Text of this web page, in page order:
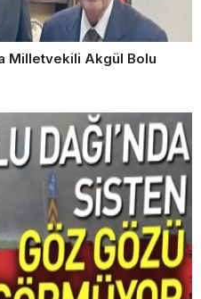
Milletvekili Akgül Bolu